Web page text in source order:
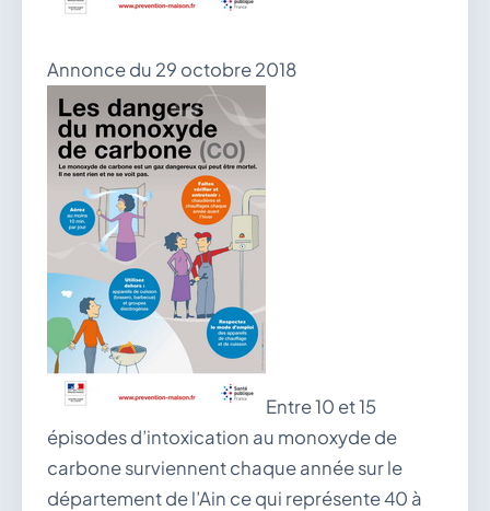
vous.
mairie@douvres.fr
140 Place de la Babillière, 01500 Douvres
Contacter la mairie
Le guichet des associations
publier une annonce
Annonce du 29 octobre 2018
Entre 10 et 15
épisodes d’intoxication au monoxyde de
carbone surviennent chaque année sur le
département de l’Ain ce qui représente 40 à